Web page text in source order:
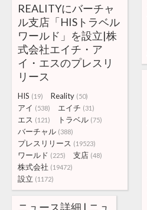
REALITYにバーチャ
ル支店「HISトラベル
ワールド」を設立|株
式会社エイチ・ア
イ・エスのプレスリ
リース
HIS (19) Reality (50)
アイ (538) エイチ (31)
エス (121) トラベル (75)
バーチャル (388)
プレスリリース (19523)
ワールド (225) 支店 (48)
株式会社 (19472)
設立 (1172)
ニュース詳細 | ニュ